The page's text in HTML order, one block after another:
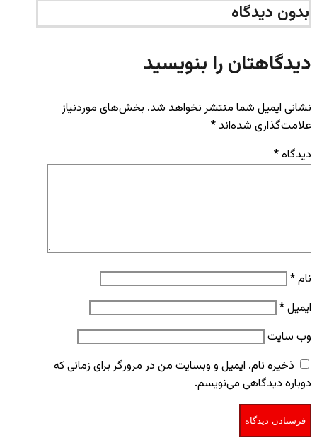
بدون دیدگاه
دیدگاهتان را بنویسید
نشانی ایمیل شما منتشر نخواهد شد. بخش‌های موردنیاز
علامت‌گذاری شده‌اند *
دیدگاه*
نام*
ایمیل*
وب‌ سایت
ذخیره نام، ایمیل و وبسایت من در مرورگر برای زمانی که
دوباره دیدگاهی می‌نویسم.